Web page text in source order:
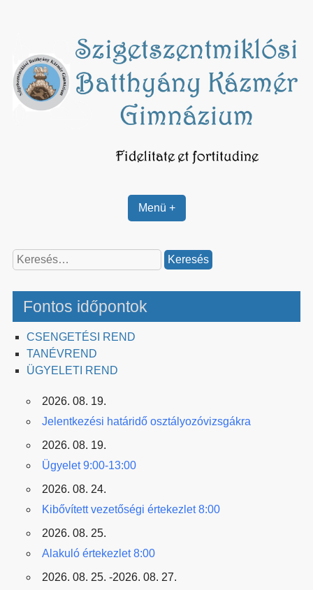
Menü +
Keresés:
Fontos időpontok
CSENGETÉSI REND
TANÉVREND
ÜGYELETI REND
2026. 08. 19.
Jelentkezési határidő osztályozóvizsgákra
2026. 08. 19.
Ügyelet 9:00-13:00
2026. 08. 24.
Kibővített vezetőségi értekezlet 8:00
2026. 08. 25.
Alakuló értekezlet 8:00
2026. 08. 25. -2026. 08. 27.